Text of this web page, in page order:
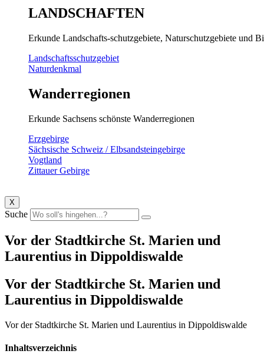
LANDSCHAFTEN
Erkunde Landschafts-schutzgebiete, Naturschutzgebiete und
Landschaftsschutzgebiet
Naturdenkmal
Wanderregionen
Erkunde Sachsens schönste Wanderregionen
Erzgebirge
Sächsische Schweiz / Elbsandsteingebirge
Vogtland
Zittauer Gebirge
X
Suche
Vor der Stadtkirche St. Marien und
Laurentius in Dippoldiswalde
Vor der Stadtkirche St. Marien und
Laurentius in Dippoldiswalde
Vor der Stadtkirche St. Marien und Laurentius in Dippoldiswalde
Inhaltsverzeichnis